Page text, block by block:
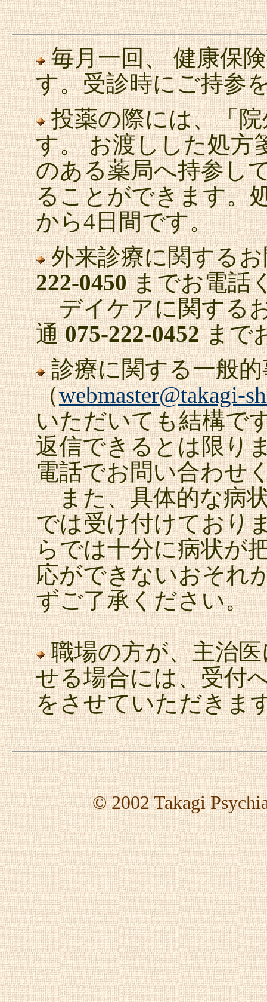
毎月一回、 健康保
す。受診時にご持参
投薬の際には、「
す。 お渡しした処方
のある薬局へ持参し
ることができます。
から4日間です。
外来診療に関する
222-0450までお電話
デイケアに関する
通075-222-0452まで
診療に関する一般
（webmaster@takagi-
いただいても結構で
返信できるとは限り
電話でお問い合わせ
また、具体的な病
では受け付けており
らでは十分に病状が
応ができないおそれ
ずご了承ください。
職場の方が、主治
せる場合には、受付
をさせていただきま
© 2002 Takagi